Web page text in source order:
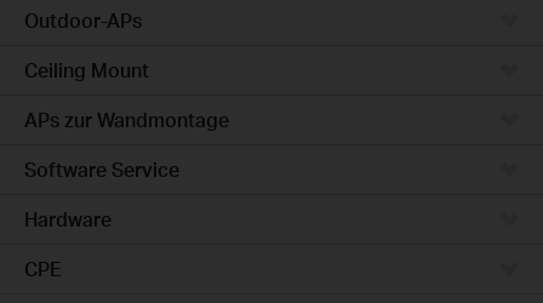
Outdoor-APs
Ceiling Mount
APs zur Wandmontage
Software Service
Hardware
CPE